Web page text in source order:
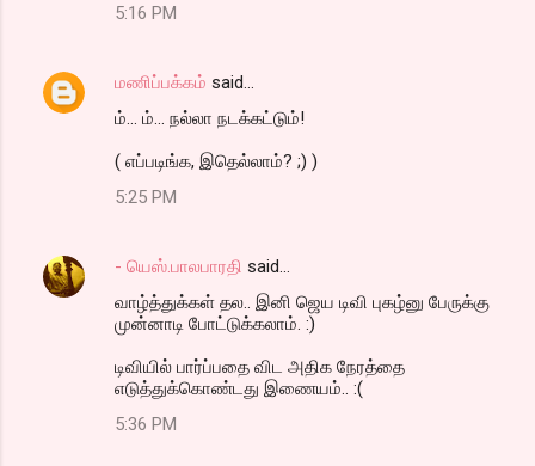
5:16 PM
மணிப்பக்கம் said…
ம்... ம்... நல்லா நடக்கட்டும்!
( எப்படிங்க, இதெல்லாம்? ;) )
5:25 PM
- யெஸ்.பாலபாரதி said…
வாழ்த்துக்கள் தல.. இனி ஜெய டிவி புகழ்னு பேருக்கு
முன்னாடி போட்டுக்கலாம். :)
டிவியில் பார்ப்பதை விட அதிக நேரத்தை
எடுத்துக்கொண்டது இணையம்.. :(
5:36 PM